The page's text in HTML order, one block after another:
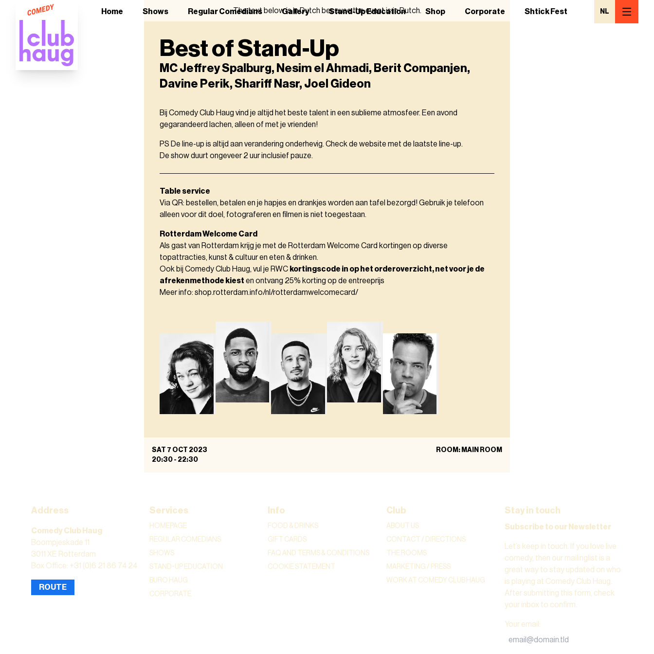
Home Shows Regular Comedians Gallery Stand-Up Education Shop Corporate Shtick Fest NL
The text below is in Dutch because the event is in Dutch.
Best of Stand-Up
MC Jeffrey Spalburg, Nesim el Ahmadi, Berit Companjen,
Davine Perik, Shariff Nasr, Joel Gideon
Bij Comedy Club Haug vind je altijd het beste talent in een sublieme atmosfeer. Een avond
gegarandeerd lachen, alleen of met je vrienden!
PS De line-up is altijd aan verandering onderhevig. Check de website met de laatste line-up.
De show duurt ongeveer 2 uur inclusief pauze.
Table service
Via QR: bestellen, betalen en je hapjes en drankjes worden aan tafel bezorgd! Gebruik je telefoon
alleen voor dit doel, fotograferen en filmen is niet toegestaan.
Rotterdam Welcome Card
Als gast van Rotterdam krijg je met de Rotterdam Welcome Card kortingen op diverse
topattracties, kunst & cultuur en eten & drinken.
Ook bij Comedy Club Haug, vul je RWC kortingscode in op het orderoverzicht, net voor je de
afrekenmethode kiest en ontvang 25% korting op de entreeprijs
Meer info: shop.rotterdam.info/nl/rotterdamwelcomecard/
SAT 7 OCT 2023
20:30 - 22:30
ROOM: MAIN ROOM
Address
Comedy Club Haug
Boompjeskade 11
3011 XE Rotterdam
Box Office: +31 (0)6 21 86 74 24
ROUTE
Services
HOMEPAGE
REGULAR COMEDIANS
SHOWS
STAND-UP EDUCATION
BURO HAUG
CORPORATE
Info
FOOD & DRINKS
GIFT CARDS
FAQ AND TERMS & CONDITIONS
COOKIE STATEMENT
Club
ABOUT US
CONTACT / DIRECTIONS
THE ROOMS
MARKETING / PRESS
WORK AT COMEDY CLUB HAUG
Stay in touch
Subscribe to our Newsletter
Let’s keep in touch. If you love live
comedy, then our mailinglist is a
great way to stay updated on who
is playing at Comedy Club Haug.
After submitting this form, check
your inbox to confirm.
Your email :